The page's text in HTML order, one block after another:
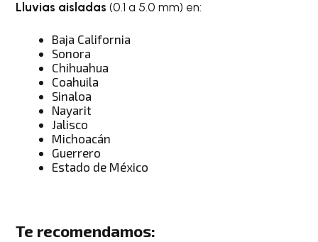
Lluvias aisladas (0.1 a 5.0 mm) en:
Baja California
Sonora
Chihuahua
Coahuila
Sinaloa
Nayarit
Jalisco
Michoacán
Guerrero
Estado de México
Te recomendamos: